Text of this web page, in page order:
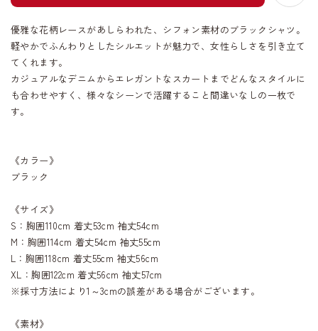
優雅な花柄レースがあしらわれた、シフォン素材のブラックシャツ。
軽やかでふんわりとしたシルエットが魅力で、女性らしさを引き立て
てくれます。
カジュアルなデニムからエレガントなスカートまでどんなスタイルに
も合わせやすく、様々なシーンで活躍すること間違いなしの一枚で
す。
《カラー》
ブラック
《サイズ》
S：胸囲110cm 着丈53cm 袖丈54cm
M：胸囲114cm 着丈54cm 袖丈55cm
L：胸囲118cm 着丈55cm 袖丈56cm
XL：胸囲122cm 着丈56cm 袖丈57cm
※採寸方法により1～3cmの誤差がある場合がございます。
《素材》